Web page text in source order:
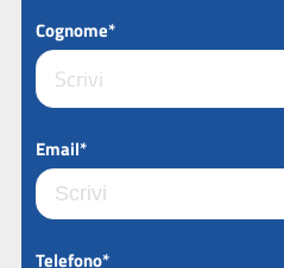
Cognome*
Email*
Telefono*